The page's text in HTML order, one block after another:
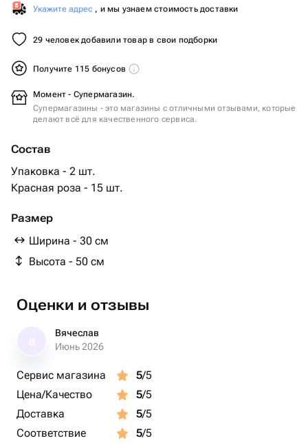
Укажите адрес , и мы узнаем стоимость доставки
29 человек добавили товар в свои подборки
Получите 115 бонусов
Момент - Супермагазин.
Супермагазины - это магазины с отличными отзывами, которые
делают всё для качественного сервиса.
Состав
Упаковка - 2 шт.
Красная роза - 15 шт.
Размер
Ширина - 30 см
Высота - 50 см
Оценки и отзывы
Вячеслав
Июнь 2026
Сервис магазина 5/5
Цена/Качество
5/5
Доставка
5/5
Соответствие
5/5